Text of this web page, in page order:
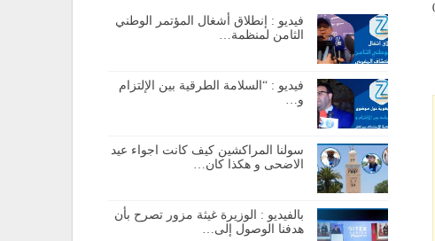
فيديو : إنطلاق أشغال المؤتمر الوطني
الثامن لمنظمة…
فيديو : “السلامة الطرقية بين الإلتزام
و…
سولنا المراكشين كيف كانت اجواء عيد
الاضحى و هكذا كان…
بالفيديو : الوزيرة غيثة مزور تصرح بأن
هدفنا الوصول إلى…